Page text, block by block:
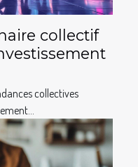
collectif
collectives